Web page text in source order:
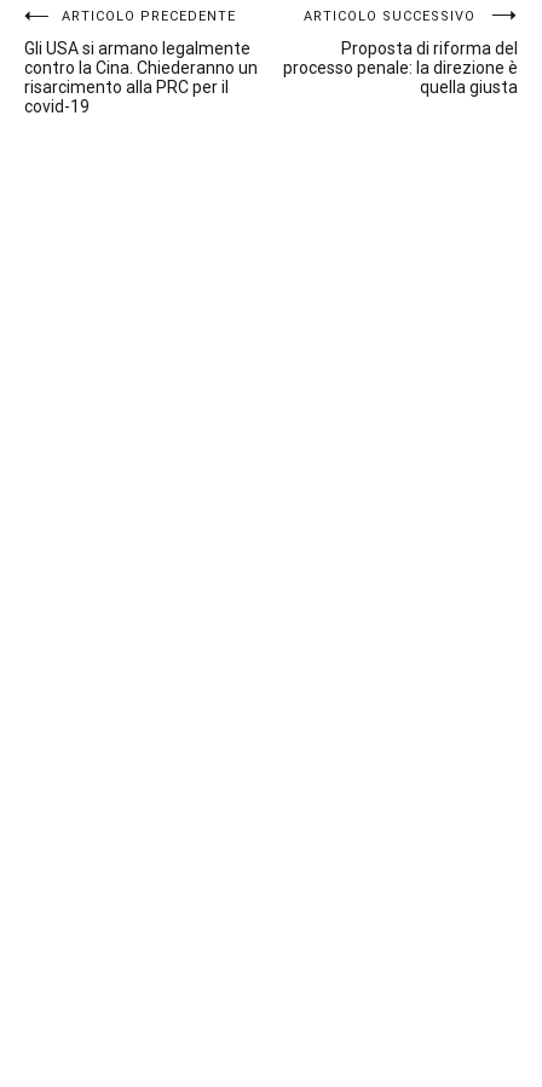
Navigazione
articoli
ARTICOLO PRECEDENTE
Gli USA si armano legalmente
contro la Cina. Chiederanno un
risarcimento alla PRC per il
covid-19
ARTICOLO SUCCESSIVO
Proposta di riforma del
processo penale: la direzione è
quella giusta